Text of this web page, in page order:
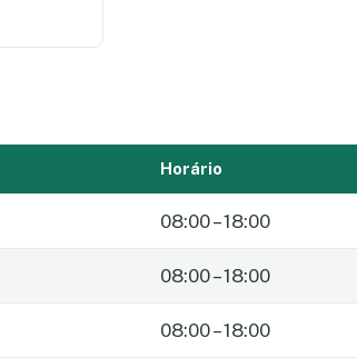
Horário
08:00 – 18:00
08:00 – 18:00
08:00 – 18:00